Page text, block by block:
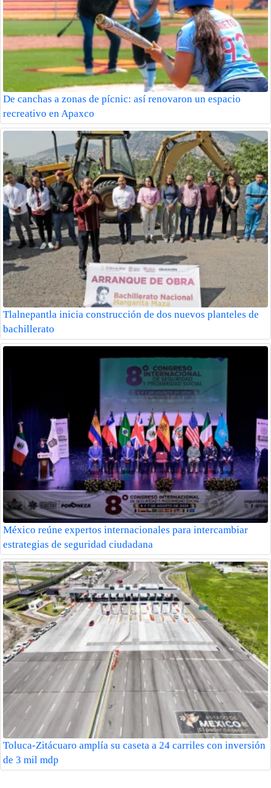
De canchas a zonas de pícnic: así renovaron un espacio
recreativo en Apaxco
Tlalnepantla inicia construcción de dos nuevos planteles de
bachillerato
México reúne expertos internacionales para intercambiar
estrategias de seguridad ciudadana
Toluca-Zitácuaro amplía su caseta a 24 carriles con inversión
de 3 mil mdp